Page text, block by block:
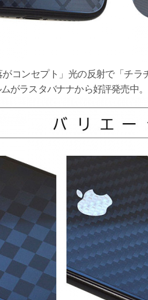
がコンセプト」光の反射で「チ
がラスタバナナから好評発売中。